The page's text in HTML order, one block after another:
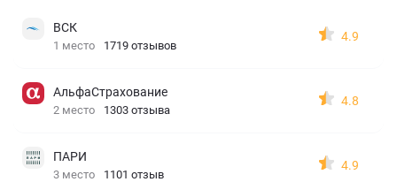
ВСК
1 место 1719 отзывов
4.9
АльфаСтрахование
2 место 1303 отзыва
4.8
ПАРИ
3 место 1101 отзыв
4.9